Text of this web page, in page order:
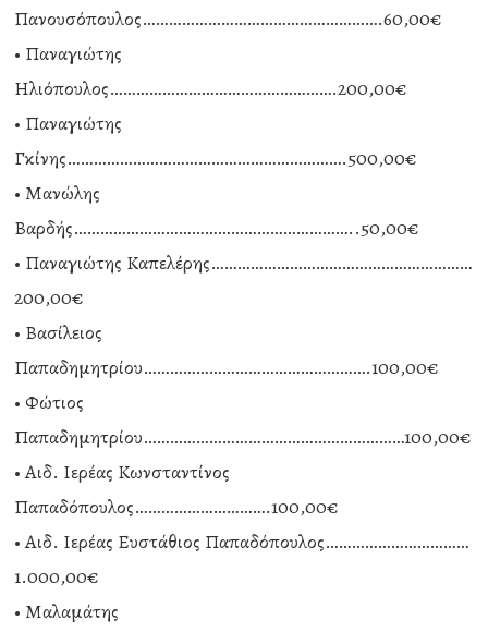
Πανουσόπουλος……………………………………………….60,00€
• Παναγιώτης
Ηλιόπουλος…………………………………………….200,00€
• Παναγιώτης
Γκίνης……………………………………………………….500,00€
• Μανώλης
Βαρδής………………………………………………………..50,00€
• Παναγιώτης Καπελέρης……………………………………………………
200,00€
• Βασίλειος
Παπαδημητρίου…………………………………………….100,00€
• Φώτιος
Παπαδημητρίου……………………………………………………100,00€
• Αιδ. Ιερέας Κωνσταντίνος
Παπαδόπουλος………………………….100,00€
• Αιδ. Ιερέας Ευστάθιος Παπαδόπουλος……………………………
1.000,00€
• Μαλαμάτης